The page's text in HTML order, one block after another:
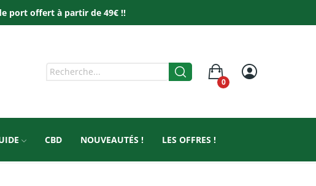
port offert à partir de 49€ !!
0
CBD NOUVEAUTÉS ! LES OFFRES !